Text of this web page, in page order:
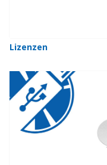
Lizenzen